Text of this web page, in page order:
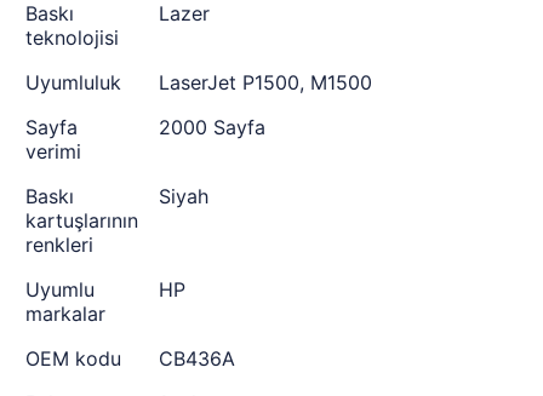
Baskı
teknolojisi
Lazer
Uyumluluk
LaserJet P1500, M1500
Sayfa
verimi
2000 Sayfa
Baskı
kartuşlarının
renkleri
Siyah
Uyumlu
markalar
HP
OEM kodu
CB436A